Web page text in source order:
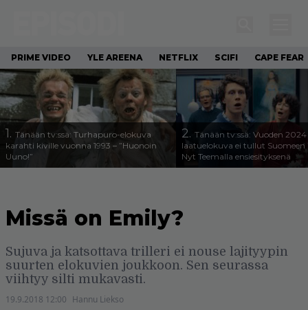
PRIME VIDEO YLE AREENA NETFLIX SCIFI CAPE FEAR
1. Tänään tv:ssä: Turhapuro-elokuva
karahti kiville vuonna 1993 – ”Huonoin
Uuno!”
2. Tänään tv:ssä: Vuoden 2024
laatuelokuva ei tullut Suomeen
Nyt Teemalla ensiesityksenä
Missä on Emily?
Sujuva ja katsottava trilleri ei nouse lajityypin
suurten elokuvien joukkoon. Sen seurassa
viihtyy silti mukavasti.
19.9.2018 12:00 Hannu Liekso